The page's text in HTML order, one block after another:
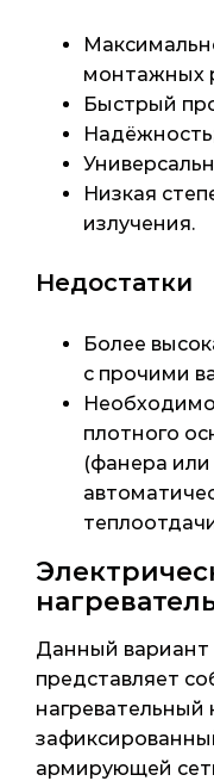
монтажных
Быстрый
Низкая
излучения.
Недостатки
Более
с прочими
плотного
(фанера или
Данный вариант
представляет
нагревательный
армирующей